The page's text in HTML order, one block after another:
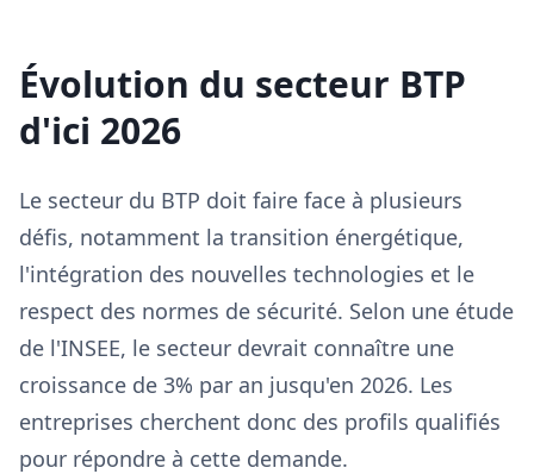
Évolution du secteur BTP
d'ici 2026
Le secteur du BTP doit faire face à plusieurs
défis, notamment la transition énergétique,
l'intégration des nouvelles technologies et le
respect des normes de sécurité. Selon une étude
de l'INSEE, le secteur devrait connaître une
croissance de 3% par an jusqu'en 2026. Les
entreprises cherchent donc des profils qualifiés
pour répondre à cette demande.